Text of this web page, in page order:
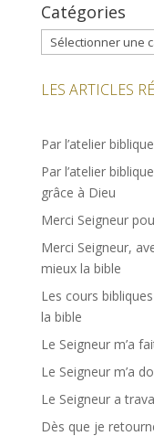
Catégories
Catégories
LES ARTICLES
Par l’atelier
Par l’atelier
grâce à Dieu
Merci Seigneur
Merci Seigneur,
mieux la bible
Les cours
la bible
Le Seigneur m’a
Le Seigneur m’a
Le Seigneur a
Dès que je